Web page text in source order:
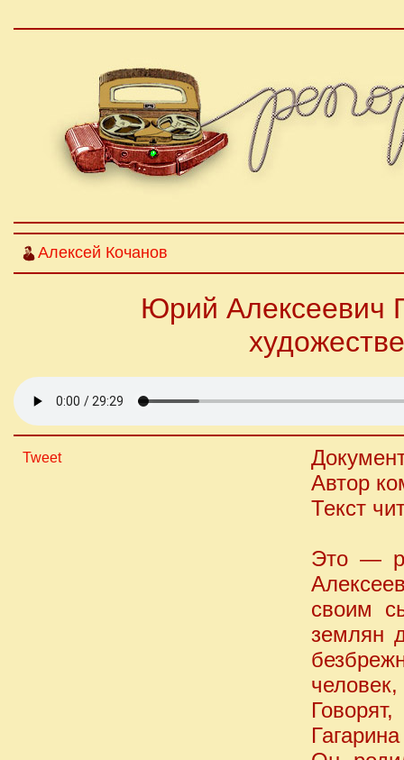
Алексей Кочанов
Юрий Алексеевич
Tweet
Автор
Текст
Это —
своим
землян
человек,